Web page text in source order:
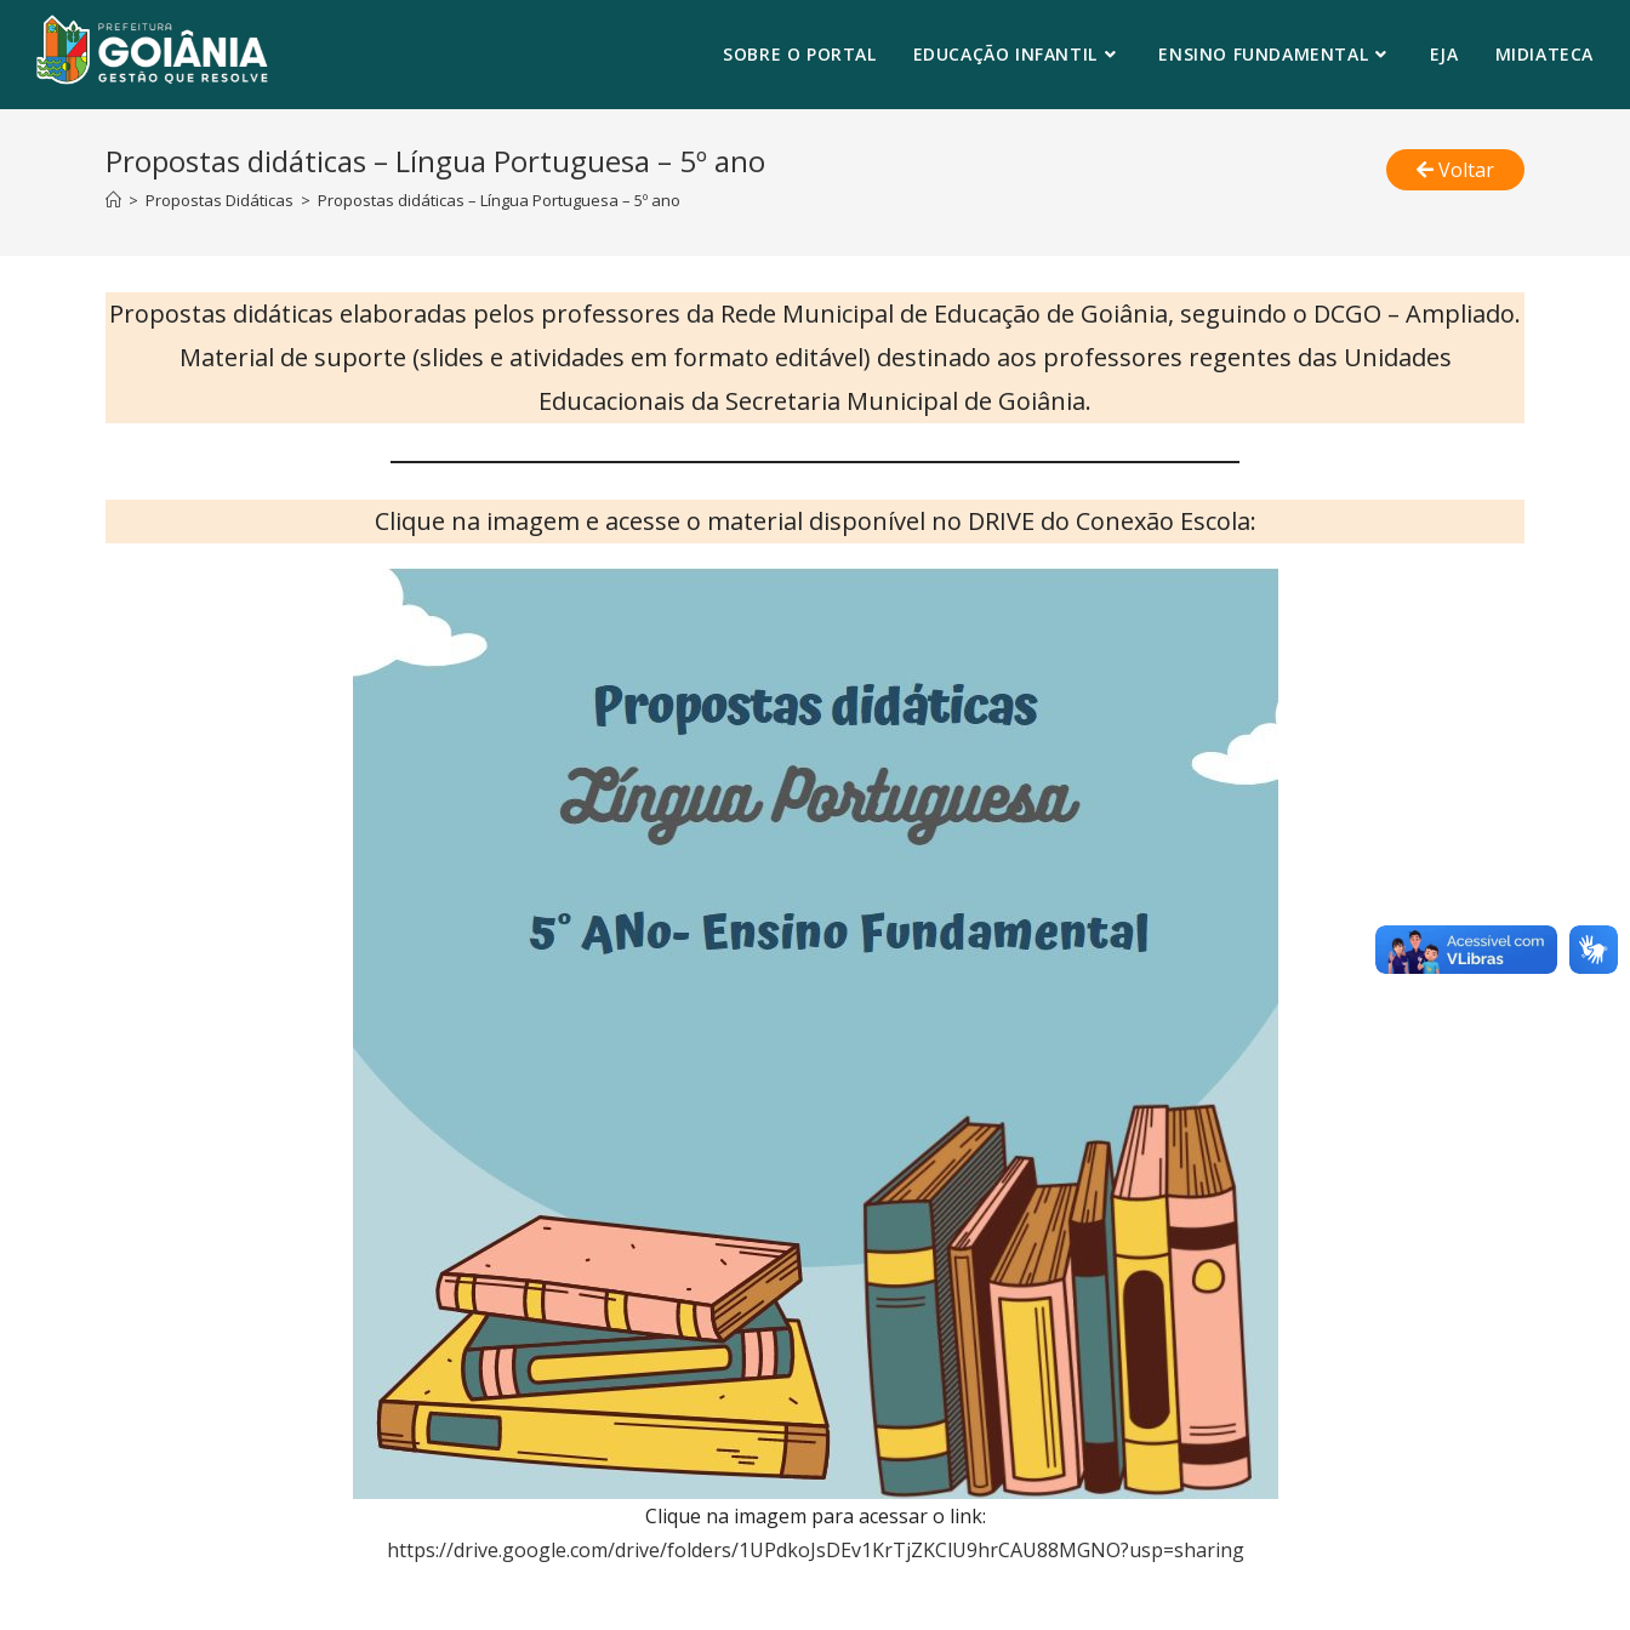
SOBRE O PORTAL EDUCAÇÃO INFANTIL ENSINO FUNDAMENTAL EJA MIDIATECA
Propostas didáticas – Língua Portuguesa – 5º ano
> Propostas Didáticas > Propostas didáticas – Língua Portuguesa – 5º ano
Voltar
Propostas didáticas elaboradas pelos professores da Rede Municipal de Educação de Goiânia, seguindo o DCGO – Ampliado.
Material de suporte (slides e atividades em formato editável) destinado aos professores regentes das Unidades
Educacionais da Secretaria Municipal de Goiânia.
Clique na imagem e acesse o material disponível no DRIVE do Conexão Escola:
Clique na imagem para acessar o link:
https://drive.google.com/drive/folders/1UPdkoJsDEv1KrTjZKClU9hrCAU88MGNO?usp=sharing